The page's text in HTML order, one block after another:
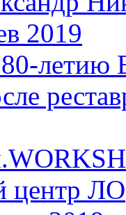
2019
центр ЛО